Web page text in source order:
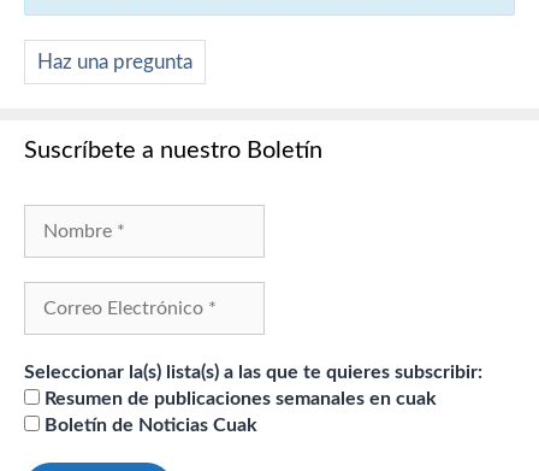
Haz una pregunta
Suscríbete a nuestro Boletín
Seleccionar la(s) lista(s) a las que te quieres subscribir:
Resumen de publicaciones semanales en cuak
Boletín de Noticias Cuak